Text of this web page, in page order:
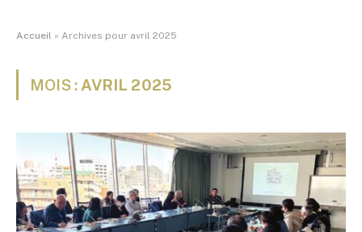
Accueil » Archives pour avril 2025
MOIS : AVRIL 2025